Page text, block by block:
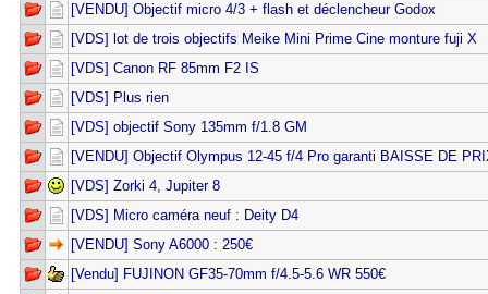
[VENDU] Objectif micro 4/3 + flash et déclencheur Godox
[VDS] lot de trois objectifs Meike Mini Prime Cine monture fuji X
[VDS] Canon RF 85mm F2 IS
[VDS] Plus rien
[VDS] objectif Sony 135mm f/1.8 GM
[VENDU] Objectif Olympus 12-45 f/4 Pro garanti BAISSE DE
[VDS] Zorki 4, Jupiter 8
[VDS] Micro caméra neuf : Deity D4
[VENDU] Sony A6000 : 250€
[Vendu] FUJINON GF35-70mm f/4.5-5.6 WR 550€